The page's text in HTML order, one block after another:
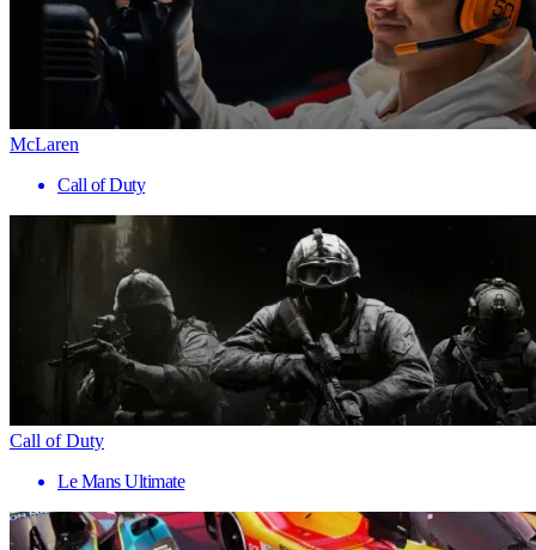
McLaren
Call of Duty
Call of Duty
Le Mans Ultimate